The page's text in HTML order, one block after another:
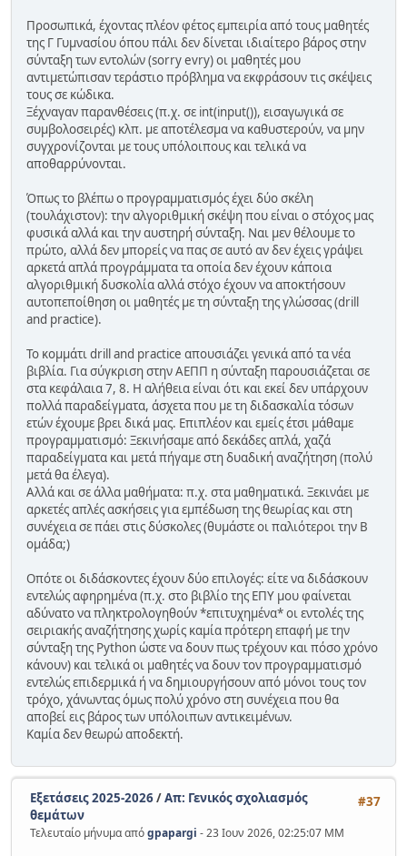
Προσωπικά, έχοντας πλέον φέτος εμπειρία από τους μαθητές
της Γ Γυμνασίου όπου πάλι δεν δίνεται ιδιαίτερο βάρος στην
σύνταξη των εντολών (sorry evry) οι μαθητές μου
αντιμετώπισαν τεράστιο πρόβλημα να εκφράσουν τις σκέψεις
τους σε κώδικα.
Ξέχναγαν παρανθέσεις (π.χ. σε int(input()), εισαγωγικά σε
συμβολοσειρές) κλπ. με αποτέλεσμα να καθυστερούν, να μην
συγχρονίζονται με τους υπόλοιπους και τελικά να
αποθαρρύνονται.
Όπως το βλέπω ο προγραμματισμός έχει δύο σκέλη
(τουλάχιστον): την αλγοριθμική σκέψη που είναι ο στόχος μας
φυσικά αλλά και την αυστηρή σύνταξη. Ναι μεν θέλουμε το
πρώτο, αλλά δεν μπορείς να πας σε αυτό αν δεν έχεις γράψει
αρκετά απλά προγράμματα τα οποία δεν έχουν κάποια
αλγοριθμική δυσκολία αλλά στόχο έχουν να αποκτήσουν
αυτοπεποίθηση οι μαθητές με τη σύνταξη της γλώσσας (drill
and practice).
Το κομμάτι drill and practice απουσιάζει γενικά από τα νέα
βιβλία. Για σύγκριση στην ΑΕΠΠ η σύνταξη παρουσιάζεται σε
στα κεφάλαια 7, 8. Η αλήθεια είναι ότι και εκεί δεν υπάρχουν
πολλά παραδείγματα, άσχετα που με τη διδασκαλία τόσων
ετών έχουμε βρει δικά μας. Επιπλέον και εμείς έτσι μάθαμε
προγραμματισμό: Ξεκινήσαμε από δεκάδες απλά, χαζά
παραδείγματα και μετά πήγαμε στη δυαδική αναζήτηση (πολύ
μετά θα έλεγα).
Αλλά και σε άλλα μαθήματα: π.χ. στα μαθηματικά. Ξεκινάει με
αρκετές απλές ασκήσεις για εμπέδωση της θεωρίας και στη
συνέχεια σε πάει στις δύσκολες (θυμάστε οι παλιότεροι την Β
ομάδα;)
Οπότε οι διδάσκοντες έχουν δύο επιλογές: είτε να διδάσκουν
εντελώς αφηρημένα (π.χ. στο βιβλίο της ΕΠΥ μου φαίνεται
αδύνατο να πληκτρολογηθούν *επιτυχημένα* οι εντολές της
σειριακής αναζήτησης χωρίς καμία πρότερη επαφή με την
σύνταξη της Python ώστε να δουν πως τρέχουν και πόσο χρόνο
κάνουν) και τελικά οι μαθητές να δουν τον προγραμματισμό
εντελώς επιδερμικά ή να δημιουργήσουν από μόνοι τους τον
τρόχο, χάνωντας όμως πολύ χρόνο στη συνέχεια που θα
αποβεί εις βάρος των υπόλοιπων αντικειμένων.
Καμία δεν θεωρώ αποδεκτή.
#37
Εξετάσεις 2025-2026/Απ: Γενικός σχολιασμός
θεμάτων
Τελευταίο μήνυμα απόgpapargi - 23 Ιουν 2026, 02:25:07 ΜΜ